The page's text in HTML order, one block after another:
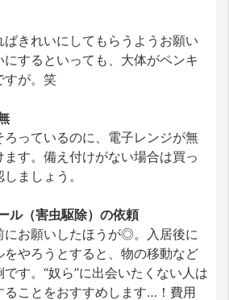
きれいにしてもらうようお願い
にするといっても、大体がペンキ
すが。笑
っているのに、電子レンジが無
す。備え付けがない場合は買っ
ましょう。
（害虫駆除）の依頼
にお願いしたほうが◎。入居後に
やろうとすると、物の移動など
す。“奴ら”に出会いたくない人は
ることをおすすめします…！費用